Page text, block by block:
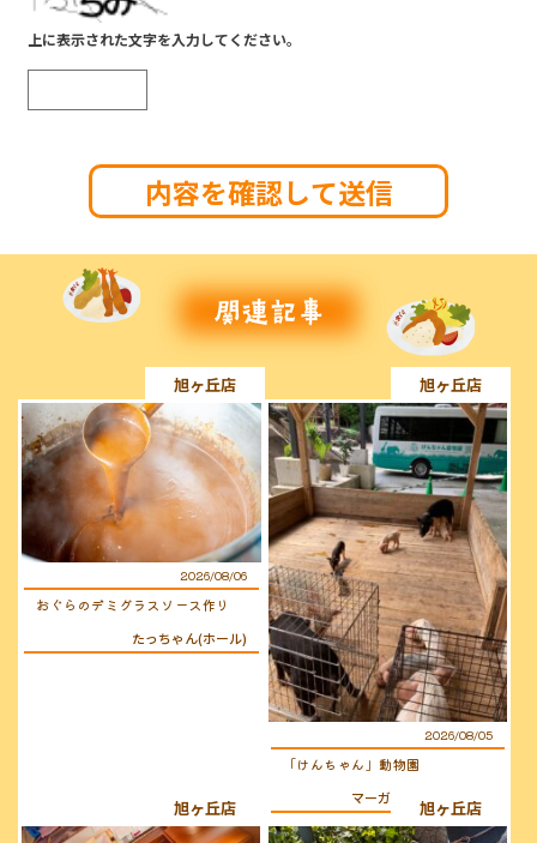
上に表示された文字を入力してください。
旭ヶ丘店
2026/08/06
おぐらのデミグラスソース作り
たっちゃん(ホール)
旭ヶ丘店
2026/08/05
「けんちゃん」動物園
マーガレット(キッチン)
旭ヶ丘店 旭ヶ丘店